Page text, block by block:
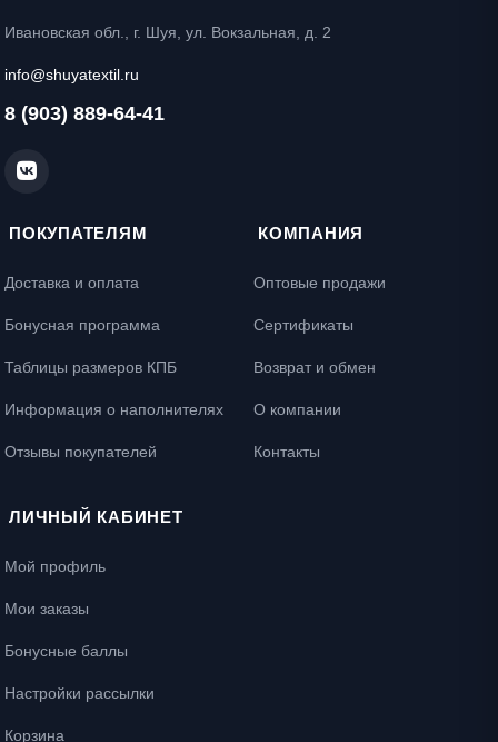
Ивановская обл., г. Шуя, ул. Вокзальная, д. 2
info@shuyatextil.ru
8 (903) 889-64-41
ПОКУПАТЕЛЯМ
Доставка и оплата
Бонусная программа
Таблицы размеров КПБ
Информация о наполнителях
Отзывы покупателей
КОМПАНИЯ
Оптовые продажи
Сертификаты
Возврат и обмен
О компании
Контакты
ЛИЧНЫЙ КАБИНЕТ
Мой профиль
Мои заказы
Бонусные баллы
Настройки рассылки
Корзина